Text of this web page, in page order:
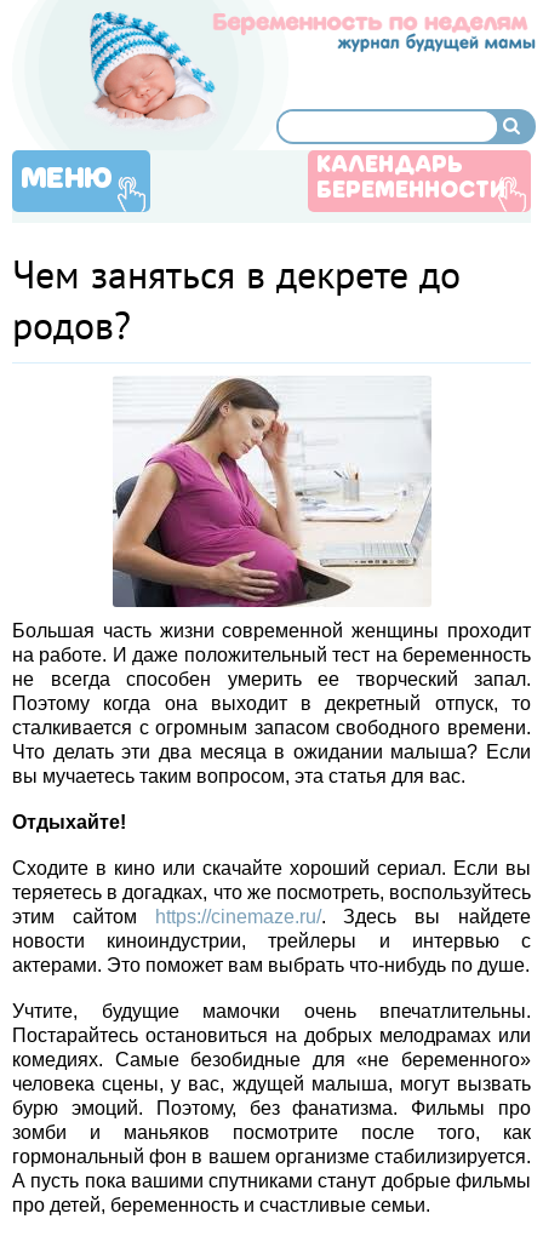
МЕНЮ
КАЛЕНДАРЬ
БЕРЕМЕННОСТИ
Чем заняться в декрете до
родов?
Большая часть жизни современной женщины проходит
на работе. И даже положительный тест на беременность
не всегда способен умерить ее творческий запал.
Поэтому когда она выходит в декретный отпуск, то
сталкивается с огромным запасом свободного времени.
Что делать эти два месяца в ожидании малыша? Если
вы мучаетесь таким вопросом, эта статья для вас.
Отдыхайте!
Сходите в кино или скачайте хороший сериал. Если вы
теряетесь в догадках, что же посмотреть, воспользуйтесь
этим сайтом
https://cinemaze.ru/. Здесь вы найдете
новости киноиндустрии, трейлеры и интервью с
актерами. Это поможет вам выбрать что-нибудь по душе.
Учтите, будущие мамочки очень впечатлительны.
Постарайтесь остановиться на добрых мелодрамах или
комедиях. Самые безобидные для «не беременного»
человека сцены, у вас, ждущей малыша, могут вызвать
бурю эмоций. Поэтому, без фанатизма. Фильмы про
зомби и маньяков посмотрите после того, как
гормональный фон в вашем организме стабилизируется.
А пусть пока вашими спутниками станут добрые фильмы
про детей, беременность и счастливые семьи.